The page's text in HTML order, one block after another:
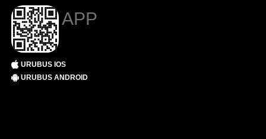
APP
URUBUS IOS
URUBUS ANDROID